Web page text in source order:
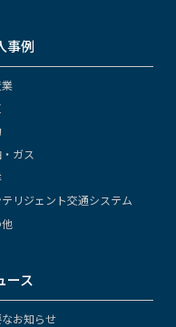
事例
ガス
リジェント交通システム
ース
お知らせ